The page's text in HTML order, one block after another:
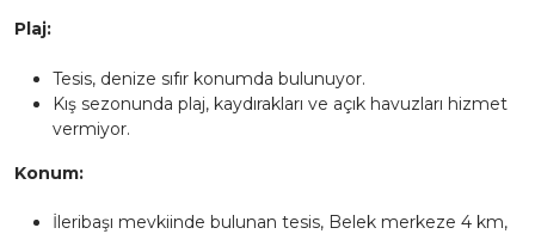
Plaj:
Tesis, denize sıfır konumda bulunuyor.
Kış sezonunda plaj, kaydırakları ve açık havuzları hizmet
vermiyor.
Konum:
İleribaşı mevkiinde bulunan tesis, Belek merkeze 4 km,